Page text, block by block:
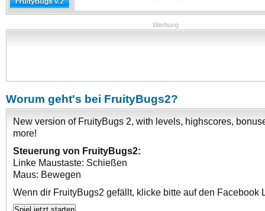
Werbung
Worum geht's bei FruityBugs2?
New version of FruityBugs 2, with levels, highscores,
more!
Steuerung von FruityBugs2:
Linke Maustaste: Schießen
Maus: Bewegen
Wenn dir FruityBugs2 gefällt, klicke bitte auf den Facebook